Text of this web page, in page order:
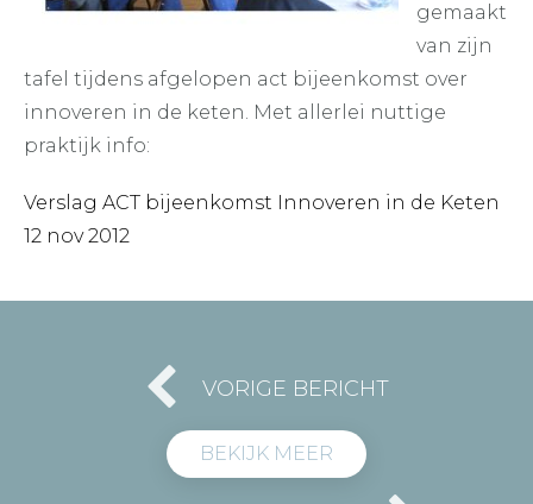
gemaakt
van zijn
tafel tijdens afgelopen act bijeenkomst over
innoveren in de keten. Met allerlei nuttige
praktijk info:
Verslag ACT bijeenkomst Innoveren in de Keten
12 nov 2012
VORIGE BERICHT
BEKIJK MEER